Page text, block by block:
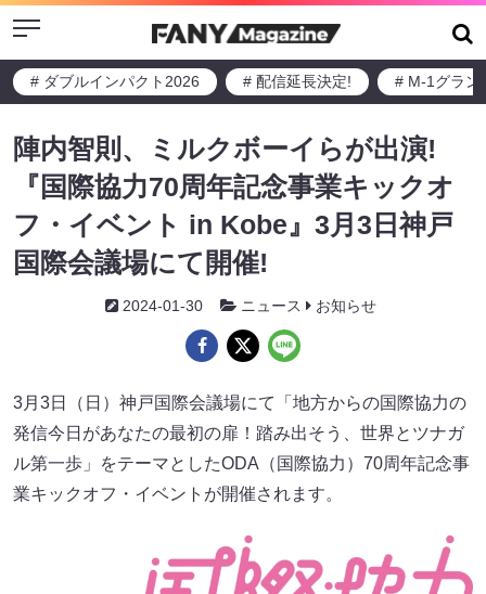
Menu
# ダブルインパクト2026 # 配信延長決定! # M-1グラン
陣内智則、ミルクボーイらが出演!
『国際協力70周年記念事業キックオ
フ・イベント in Kobe』3月3日神戸
国際会議場にて開催!
2024-01-30 ニュース お知らせ
3月3日（日）神戸国際会議場にて「地方からの国際協力の
発信今日があなたの最初の扉！踏み出そう、世界とツナガ
ル第一歩」をテーマとしたODA（国際協力）70周年記念事
業キックオフ・イベントが開催されます。